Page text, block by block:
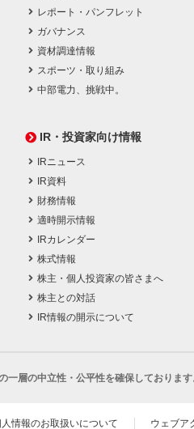
レポート・パンフレット
ガバナンス
資材調達情報
スポーツ・取り組み
中部電力、挑戦中。
IR・投資家向け情報
IRニュース
IR資料
財務情報
適時開示情報
IRカレンダー
株式情報
株主・個人投資家の皆さまへ
株主との対話
IR情報の開示について
一層の中立性・公平性を確保しております
情報のお取扱いについて ウェブア